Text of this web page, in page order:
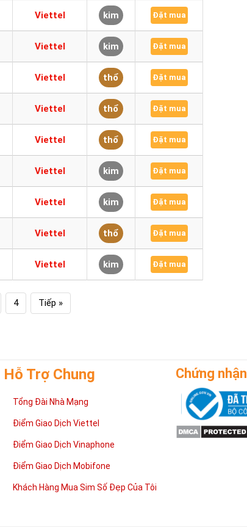
Viettel kim Đặt mua
Viettel kim Đặt mua
Viettel thổ Đặt mua
Viettel thổ Đặt mua
Viettel thổ Đặt mua
Viettel kim Đặt mua
Viettel kim Đặt mua
Viettel thổ Đặt mua
Viettel kim Đặt mua
4 Tiếp »
Hỗ Trợ Chung
Tổng Đài Nhà Mạng
Điểm Giao Dịch Viettel
Điểm Giao Dịch Vinaphone
Điểm Giao Dịch Mobifone
Khách Hàng Mua Sim Số Đẹp Của Tôi
Chứng nhận